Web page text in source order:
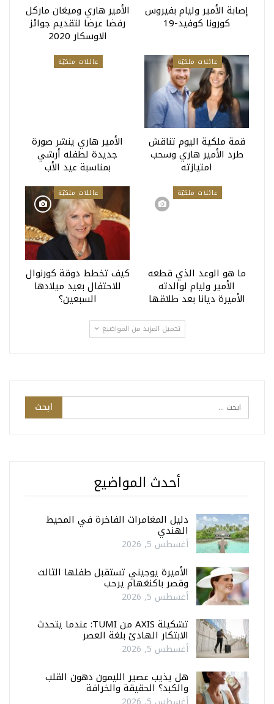
إصابة الأمير وليام بفيروس
كورونا كوفيد-19
الأمير هاري وميغان ماركل
رفضا عرضا لتقديم جوائز
الاوسكار 2020
عائلات ملكيّة
قمة ملكية اليوم تناقش
طرد الأمير هاري وسحب
امتيازته
عائلات ملكيّة
الأمير هاري ينشر صورة
جديدة لطفله أرشي
بمناسبة عيد الأب
عائلات ملكيّة
ما هو الوعد الذي قطعه
الأمير وليام لوالدته
الأميرة ديانا بعد طلاقها
عائلات ملكيّة
كيف تخطط دوقة كورنوال
للاحتفال بعيد ميلادها
السبعين؟
تحميل المزيد من المواضيع
أحدث المواضيع
دليل المغامرات الفاخرة في المحيط
الهندي
أغسطس 5, 2026
الأميرة يوجيني تستقبل طفلها الثالث
وقصر باكنغهام يرحب
أغسطس 5, 2026
تشكيلة AXIS من TUMI: عندما يتحدث
الابتكار الهادئ بلغة العصر
أغسطس 5, 2026
هل يذيب عصير الليمون دهون القلب
والكبد؟ الحقيقة والخرافة